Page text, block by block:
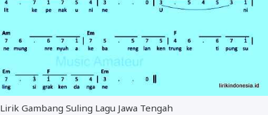
Lirik Gambang Suling Lagu Jawa Tengah